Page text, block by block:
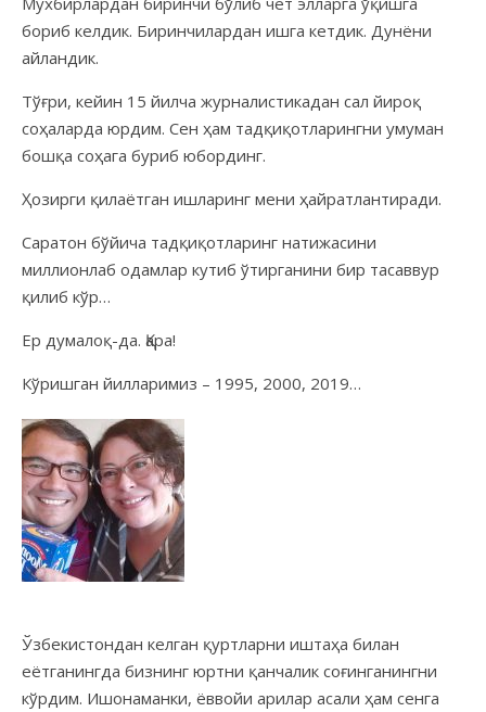
бориб келдик. Биринчилардан ишга кетдик. Дунёни
айландик.
Тўғри, кейин 15 йилча журналистикадан сал йироқ
соҳаларда юрдим. Сен ҳам тадқиқотларингни умуман
бошқа соҳага буриб юбординг.
Ҳозирги қилаётган ишларинг мени ҳайратлантиради.
Саратон бўйича тадқиқотларинг натижасини
миллионлаб одамлар кутиб ўтирганини бир тасаввур
қилиб кўр…
Ер думалоқ-да. Қара!
Кўришган йилларимиз – 1995, 2000, 2019…
Ўзбекистондан келган қуртларни иштаҳа билан
еётганингда бизнинг юртни қанчалик соғинганингни
кўрдим. Ишонаманки, ёввойи арилар асали ҳам сенга